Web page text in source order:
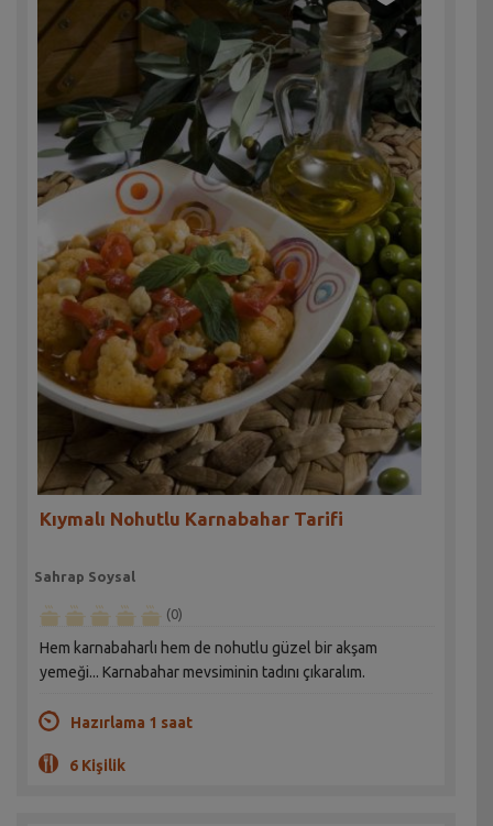
Kıymalı Nohutlu Karnabahar Tarifi
Sahrap Soysal
(0)
Hem karnabaharlı hem de nohutlu güzel bir akşam
yemeği... Karnabahar mevsiminin tadını çıkaralım.
Hazırlama 1 saat
6 Kişilik